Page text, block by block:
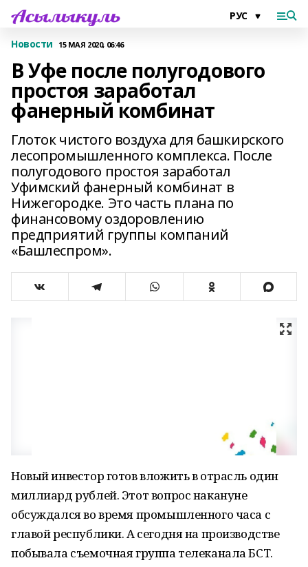
Новости 15 МАЯ 2020, 06:46
В Уфе после полугодового
простоя заработал
фанерный комбинат
Глоток чистого воздуха для башкирского
лесопромышленного комплекса. После
полугодового простоя заработал
Уфимский фанерный комбинат в
Нижегородке. Это часть плана по
финансовому оздоровлению
предприятий группы компаний
«Башлеспром».
Новый инвестор готов вложить в отрасль один
миллиард рублей. Этот вопрос накануне
обсуждался во время промышленного часа с
главой республики. А сегодня на производстве
побывала съемочная группа телеканала БСТ.